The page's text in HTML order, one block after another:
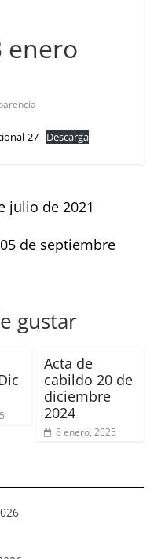
enero
27 Descarga
julio de 2021
de septiembre
gustar
Acta de
cabildo 20 de
diciembre
2024
8 enero, 2025